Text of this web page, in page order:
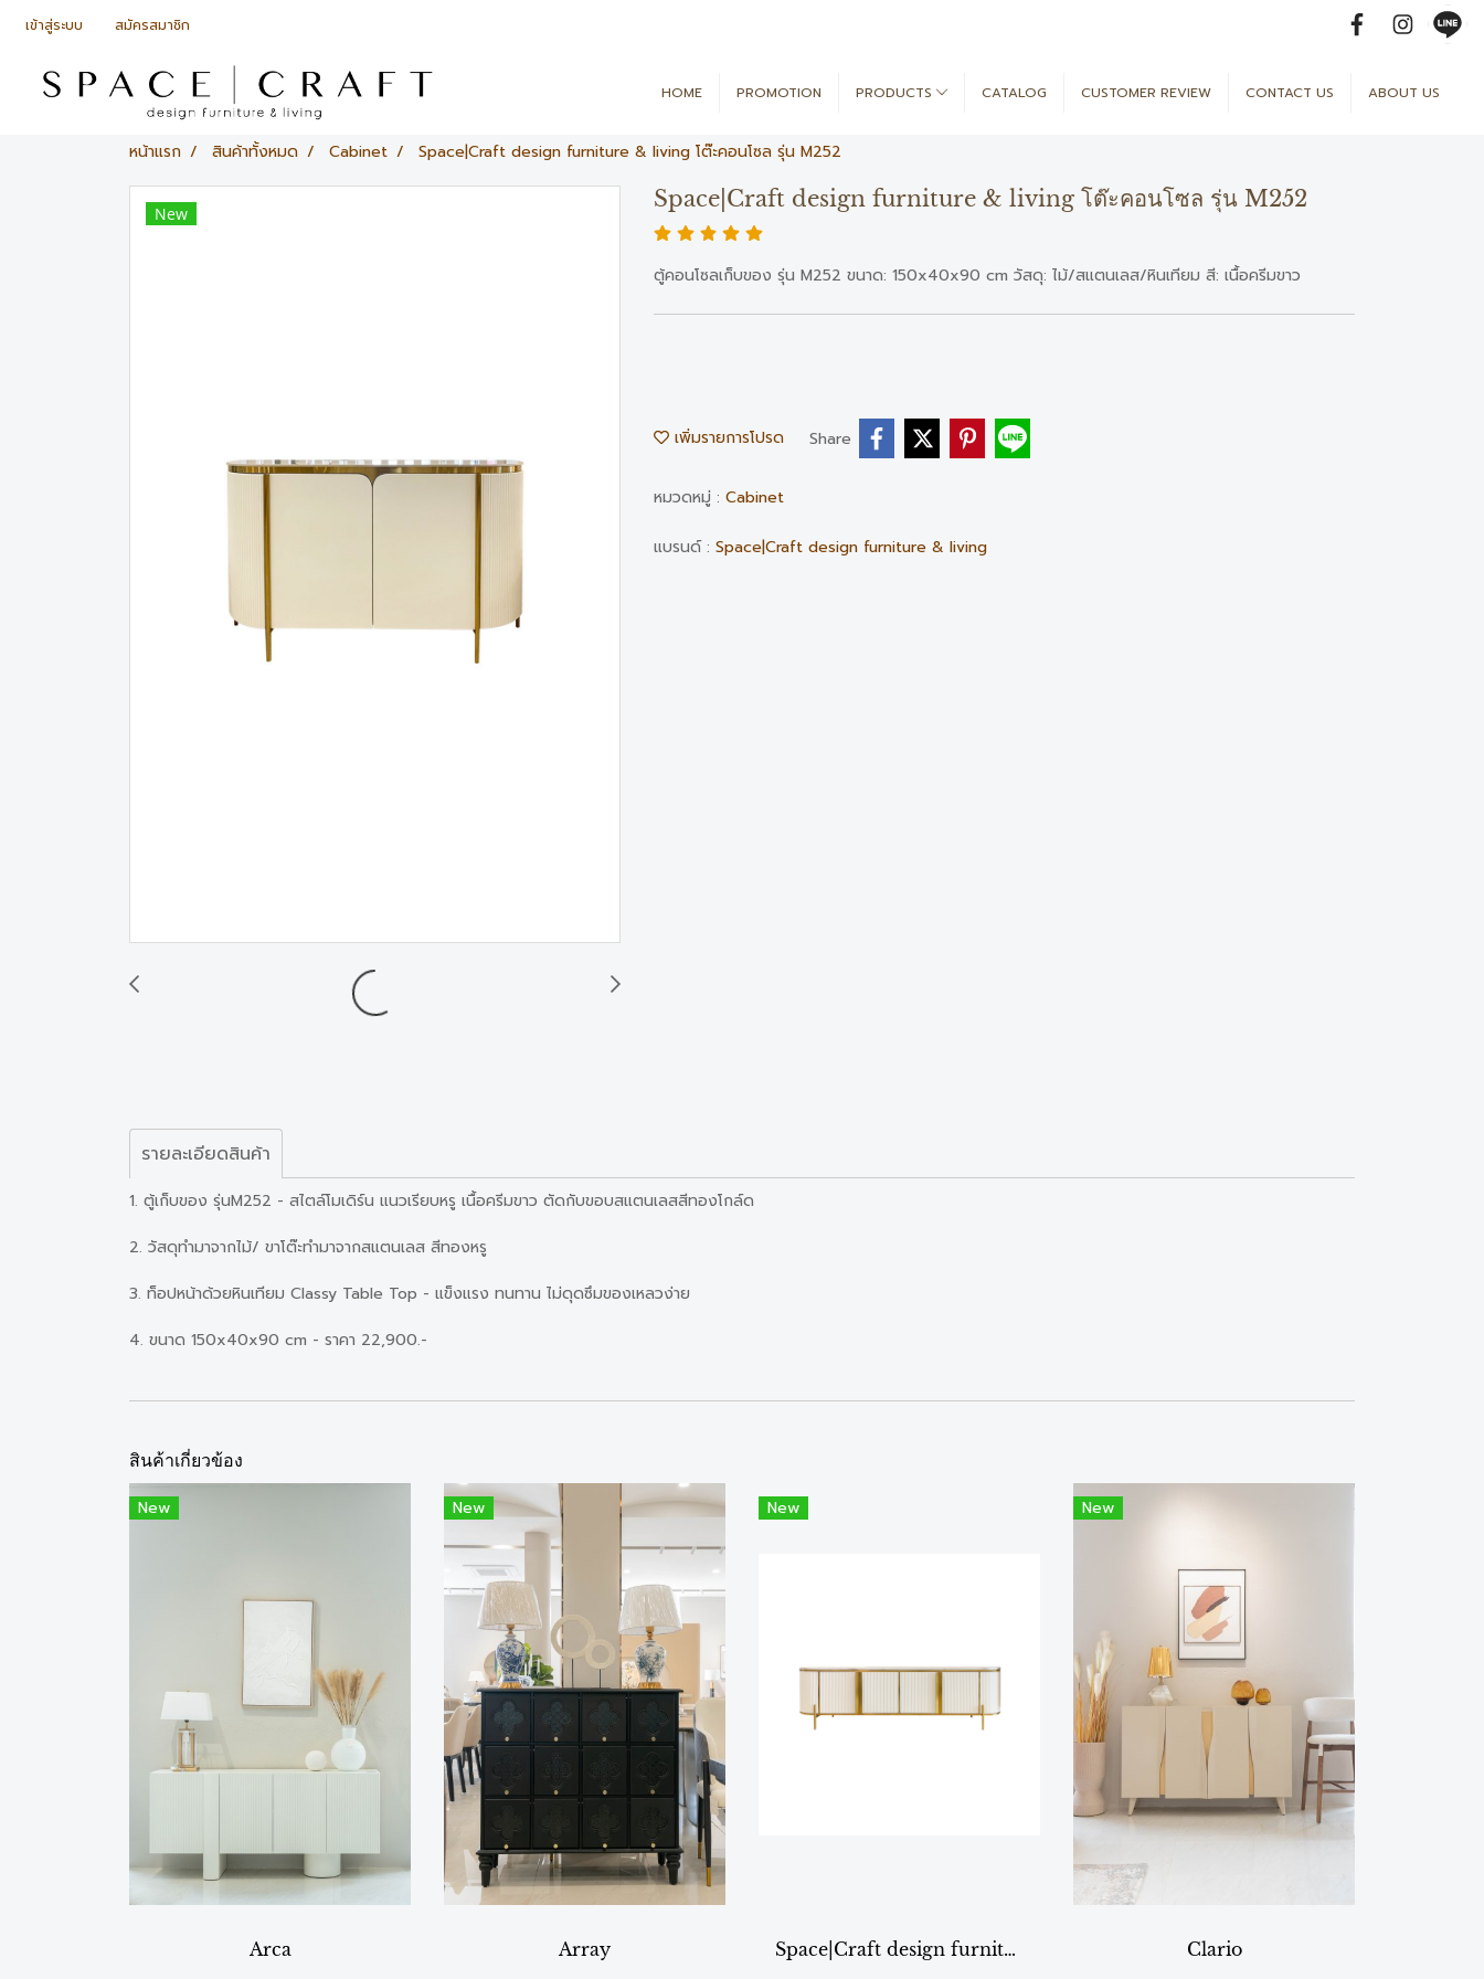
เข้าสู่ระบบ สมัครสมาชิก
HOME PROMOTION PRODUCTS CATALOG CUSTOMER REVIEW CONTACT US ABOUT US
หน้าแรก สินค้าทั้งหมด Cabinet Space|Craft design furniture & living โต๊ะคอนโซล รุ่น M252
New
Space|Craft design furniture & living โต๊ะคอนโซล รุ่น M252
ตู้คอนโซลเก็บของ รุ่น M252 ขนาด: 150x40x90 cm วัสดุ: ไม้/สแตนเลส/หินเทียม สี: เนื้อครีมขาว
เพิ่มรายการโปรด Share
หมวดหมู่ : Cabinet
แบรนด์ : Space|Craft design furniture & living
รายละเอียดสินค้า
1. ตู้เก็บของ รุ่นM252 - สไตล์โมเดิร์น แนวเรียบหรู เนื้อครีมขาว ตัดกับขอบสแตนเลสสีทองโกล์ด
2. วัสดุทำมาจากไม้/ ขาโต๊ะทำมาจากสแตนเลส สีทองหรู
3. ท็อปหน้าด้วยหินเทียม Classy Table Top - แข็งแรง ทนทาน ไม่ดุดซึมของเหลวง่าย
4. ขนาด 150x40x90 cm - ราคา 22,900.-
สินค้าเกี่ยวข้อง
New
Arca
New
Array
New
Space|Craft design furniture & living โต๊ะคอนโซล รุ่น 214 ขนาด 200 cm.
New
Clario